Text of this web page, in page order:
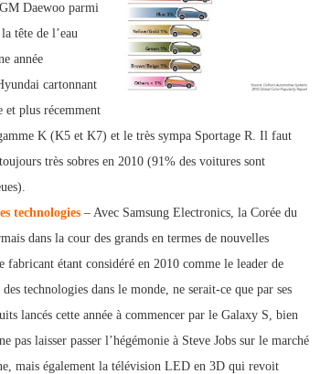
Daewoo parmi
tête de l’eau
année
cartonnant
et plus récemment
K (K5 et K7) et le très sympa Sportage R. Il faut
très sobres en 2010 (91% des voitures sont
technologies – Avec Samsung Electronics, la Corée du
dans la cour des grands en termes de nouvelles
fabricant étant considéré en 2010 comme le leader de
technologies dans le monde, ne serait-ce que par ses
lancés cette année à commencer par le Galaxy S, bien
pas laisser passer l’hégémonie à Steve Jobs sur le marché
mais également la télévision LED en 3D qui revoit